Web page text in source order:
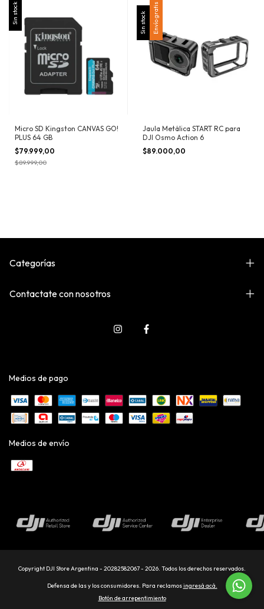
Sin stock
Micro SD Kingston CANVAS GO!
PLUS 64 GB
$79.999,00
$89.999,00
Sin stock Envío gratis
Jaula Metálica START RC para
DJI Osmo Action 6
$89.000,00
Categorías
Contactate con nosotros
Medios de pago
Medios de envío
Copyright DJI Store Argentina - 20282582067 - 2026. Todos los derechos reservados.
Defensa de las y los consumidores. Para reclamosingresá acá.
Botón de arrepentimiento